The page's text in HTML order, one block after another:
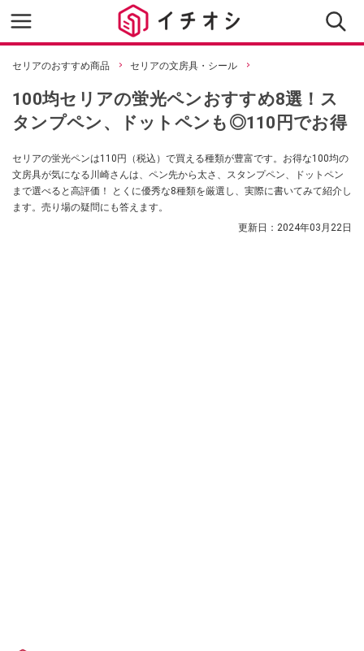
セリアのおすすめ商品 セリアの文房具・シール
100均セリアの蛍光ペンおすすめ8選！ス
タンプペン、ドットペンも◎110円でお得
セリアの蛍光ペンは110円（税込）で買える種類が豊富です。お得な100均の
文房具が気になる川崎さんは、ペン先から太さ、スタンプペン、ドットペン
まで選べると高評価！ とくに優秀な8種類を厳選し、実際に書いてみて紹介し
ます。売り場の疑問にも答えます。
更新日： 2024年03月22日